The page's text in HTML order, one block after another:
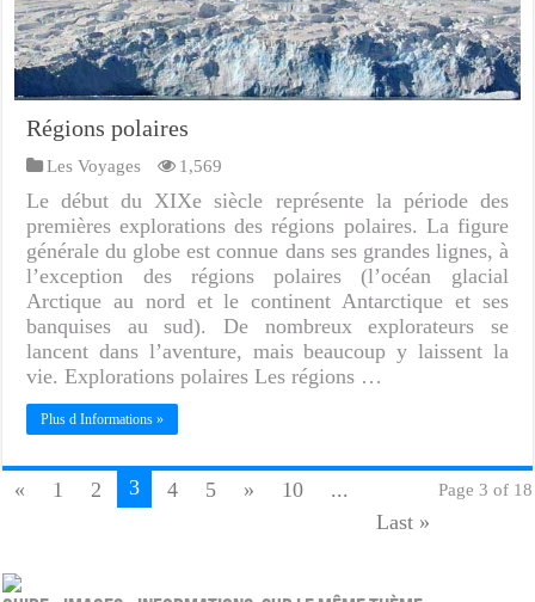
Régions polaires
Les Voyages 1,569
Le début du XIXe siècle représente la période des
premières explorations des régions polaires. La figure
générale du globe est connue dans ses grandes lignes, à
l’exception des régions polaires (l’océan glacial
Arctique au nord et le continent Antarctique et ses
banquises au sud). De nombreux explorateurs se
lancent dans l’aventure, mais beaucoup y laissent la
vie. Explorations polaires Les régions …
Plus d Informations »
Page 3 of 18
« 1 2 3 4 5 » 10
...
Last »